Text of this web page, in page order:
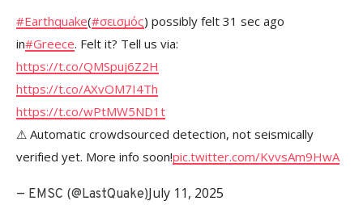
#Earthquake(#σεισμός) possibly felt 31 sec ago
in#Greece. Felt it? Tell us via:
https://t.co/QMSpuj6Z2H
https://t.co/AXvOM7I4Th
https://t.co/wPtMW5ND1t
⚠ Automatic crowdsourced detection, not seismically
verified yet. More info soon!pic.twitter.com/KvvsAm9HwA
— EMSC (@LastQuake)July 11, 2025